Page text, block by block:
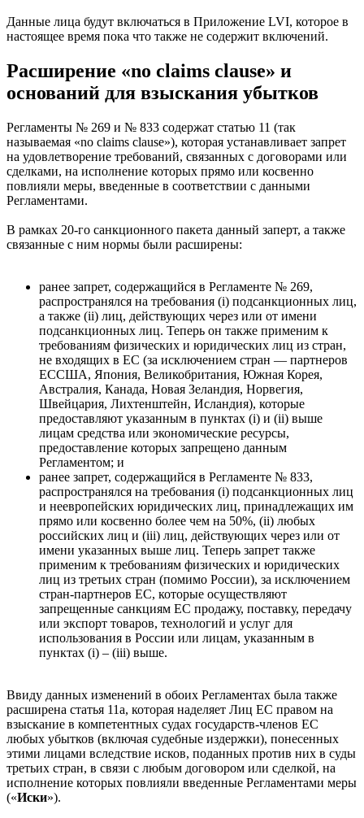
Данные лица будут включаться в Приложение LVI, которое в
настоящее время пока что также не содержит включений.
Расширение «no claims clause» и
оснований для взыскания убытков
Регламенты № 269 и № 833 содержат статью 11 (так
называемая «no claims clause»), которая устанавливает запрет
на удовлетворение требований, связанных с договорами или
сделками, на исполнение которых прямо или косвенно
повлияли меры, введенные в соответствии с данными
Регламентами.
В рамках 20-го санкционного пакета данный заперт, а также
связанные с ним нормы были расширены:
ранее запрет, содержащийся в Регламенте № 269,
распространялся на требования (i) подсанкционных лиц,
а также (ii) лиц, действующих через или от имени
подсанкционных лиц. Теперь он также применим к
требованиям физических и юридических лиц из стран,
не входящих в ЕС (за исключением стран — партнеров
ЕССША, Япония, Великобритания, Южная Корея,
Австралия, Канада, Новая Зеландия, Норвегия,
Швейцария, Лихтенштейн, Исландия), которые
предоставляют указанным в пунктах (i) и (ii) выше
лицам средства или экономические ресурсы,
предоставление которых запрещено данным
Регламентом; и
ранее запрет, содержащийся в Регламенте № 833,
распространялся на требования (i) подсанкционных лиц
и неевропейских юридических лиц, принадлежащих им
прямо или косвенно более чем на 50%, (ii) любых
российских лиц и (iii) лиц, действующих через или от
имени указанных выше лиц. Теперь запрет также
применим к требованиям физических и юридических
лиц из третьих стран (помимо России), за исключением
стран-партнеров ЕС, которые осуществляют
запрещенные санкциям ЕС продажу, поставку, передачу
или экспорт товаров, технологий и услуг для
использования в России или лицам, указанным в
пунктах (i) – (iii) выше.
Ввиду данных изменений в обоих Регламентах была также
расширена статья 11а, которая наделяет Лиц ЕС правом на
взыскание в компетентных судах государств-членов ЕС
любых убытков (включая судебные издержки), понесенных
этими лицами вследствие исков, поданных против них в суды
третьих стран, в связи с любым договором или сделкой, на
исполнение которых повлияли введенные Регламентами меры
(«Иски»).